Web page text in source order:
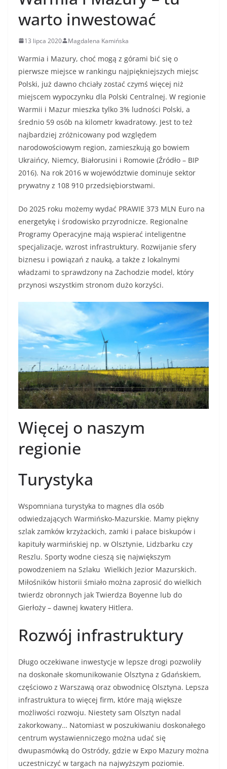
warto inwestować
13 lipca 2020 Magdalena Kamińska
Warmia i Mazury, choć mogą z górami bić się o
pierwsze miejsce w rankingu najpiękniejszych miejsc
Polski, już dawno chciały zostać czymś więcej niż
miejscem wypoczynku dla Polski Centralnej. W regionie
Warmii i Mazur mieszka tylko 3% ludności Polski, a
średnio 59 osób na kilometr kwadratowy. Jest to też
najbardziej zróżnicowany pod względem
narodowościowym region, zamieszkują go bowiem
Ukraińcy, Niemcy, Białorusini i Romowie (Źródło – BIP
2016). Na rok 2016 w województwie dominuje sektor
prywatny z 108 910 przedsiębiorstwami.
Do 2025 roku możemy wydać PRAWIE 373 MLN Euro na
energetykę i środowisko przyrodnicze. Regionalne
Programy Operacyjne mają wspierać inteligentne
specjalizacje, wzrost infrastruktury. Rozwijanie sfery
biznesu i powiązań z nauką, a także z lokalnymi
władzami to sprawdzony na Zachodzie model, który
przynosi wszystkim stronom dużo korzyści.
Więcej o naszym
regionie
Turystyka
Wspomniana turystyka to magnes dla osób
odwiedzających Warmińsko-Mazurskie. Mamy piękny
szlak zamków krzyżackich, zamki i pałace biskupów i
kapituły warmińskiej np. w Olsztynie, Lidzbarku czy
Reszlu. Sporty wodne cieszą się największym
powodzeniem na Szlaku Wielkich Jezior Mazurskich.
Miłośników historii śmiało można zaprosić do wielkich
twierdz obronnych jak Twierdza Boyenne lub do
Gierłoży – dawnej kwatery Hitlera.
Rozwój infrastruktury
Długo oczekiwane inwestycje w lepsze drogi pozwoliły
na doskonałe skomunikowanie Olsztyna z Gdańskiem,
częściowo z Warszawą oraz obwodnicę Olsztyna. Lepsza
infrastruktura to więcej firm, które mają większe
możliwości rozwoju. Niestety sam Olsztyn nadal
zakorkowany… Natomiast w poszukiwaniu doskonałego
centrum wystawienniczego można udać się
dwupasmówką do Ostródy, gdzie w Expo Mazury można
uczestniczyć w targach na najwyższym poziomie.